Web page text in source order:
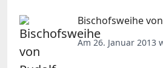
Bischofsweihe
Am 26. Januar